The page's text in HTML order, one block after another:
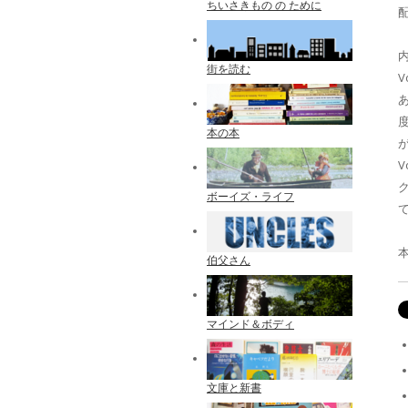
ちいさきもの の ために
街を読む
本の本
ボーイズ・ライフ
伯父さん
マインド＆ボディ
文庫と新書